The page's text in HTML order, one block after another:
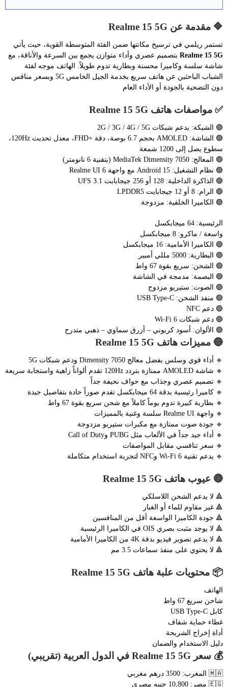
🔷 مقدمة عن Realme 15 5G
تستمر ريلمي في ترسيخ مكانتها ضمن الفئة المتوسطة القوية، حيث يأتي
Realme 15 5G بتصميم عصري وأداء متوازن يجمع بين السرعة والأناقة، مع
شاشة سلسة وكاميرا محسنة وبطارية تدوم طويلاً. الهاتف موجه لفئة
الشباب الباحثين عن هاتف سريع بخدمة الجيل الخامس 5G وبسعر منافس
دون التضحية بالجودة أو الأداء العام
✅ مواصفات هاتف Realme 15 5G
🟢 الشبكة: يدعم شبكات 2G / 3G / 4G / 5G
🟢 الشاشة: AMOLED بحجم 6.7 بوصة، دقة +FHD، معدل تحديث 120Hz،
سطوع يصل إلى 1200 شمعة
🟢 المعالج: MediaTek Dimensity 7050 (بتقنية 6 نانومتر)
🟢 نظام التشغيل: Android 15 مع واجهة Realme UI 6
🟢 الذاكرة الداخلية: 128 أو 256 جيجابايت UFS 3.1
🟢 الرام: 8 أو 12 جيجابايت LPDDR5
🟢 الكاميرا الخلفية: مزدوجة
الرئيسية: 64 ميجابكسل
واسعة / ماكرو: 8 ميجابكسل
🟢 الكاميرا الأمامية: 16 ميجابكسل
🟢 البطارية: 5000 مللي أمبير
🟢 الشحن: سريع بقوة 67 واط
🟢 البصمة: مدمجة في الشاشة
🟢 الصوت: ستيريو مزدوج
🟢 منفذ الشحن: USB Type-C
🟢 دعم NFC
🟢 دعم شبكات Wi-Fi 6
🟢 الألوان: أسود كربوني – أزرق سماوي – ذهبي متدرج
🔵 مميزات هاتف Realme 15 5G
🔹 أداء قوي وسلس بفضل معالج Dimensity 7050 ودعم شبكات 5G
🔹 شاشة AMOLED ممتازة بتردد 120Hz تقدم ألواناً زاهية واستجابة سريعة
🔹 تصميم عصري وجذاب مع حواف نحيفة جداً
🔹 كاميرا رئيسية بدقة 64 ميجابكسل تقدم صوراً حادة بتفاصيل جيدة
🔹 بطارية كبيرة تدوم يوماً كاملاً مع شحن سريع بقوة 67 واط
🔹 واجهة Realme UI سلسة وغنية بالمميزات
🔹 جودة صوت ممتازة مع مكبرات ستيريو مزدوجة
🔹 أداء جيد جداً في الألعاب مثل PUBG وCall of Duty
🔹 سعر تنافسي مقابل المواصفات
🔹 يدعم تقنية Wi-Fi 6 وNFC لتجربة استخدام متكاملة
🔴 عيوب هاتف Realme 15 5G
🔺 لا يدعم الشحن اللاسلكي
🔺 غير مقاوم للماء أو الغبار
🔺 جودة الكاميرا الواسعة أقل من المنافسين
🔺 لا يوجد مثبت بصري OIS في الكاميرا الرئيسية
🔺 لا يدعم تصوير فيديو بدقة 4K من الكاميرا الأمامية
🔺 لا يحتوي على منفذ سماعات 3.5 مم
📦 محتويات علبة هاتف Realme 15 5G
الهاتف
شاحن سريع 67 واط
كابل USB Type-C
غطاء حماية شفاف
أداة إخراج الشريحة
دليل الاستخدام والضمان
💰 سعر Realme 15 5G في الدول العربية (تقريبي)
🇲🇦 المغرب: 3500 درهم مغربي
🇪🇬 مصر: 10,800 جنيه مصري